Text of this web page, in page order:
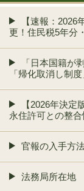
【速報：
更！住民税5年分
「日本国籍が
「帰化取消し制
【2026年決
永住許可との整
官報の入手方
法務局所在地